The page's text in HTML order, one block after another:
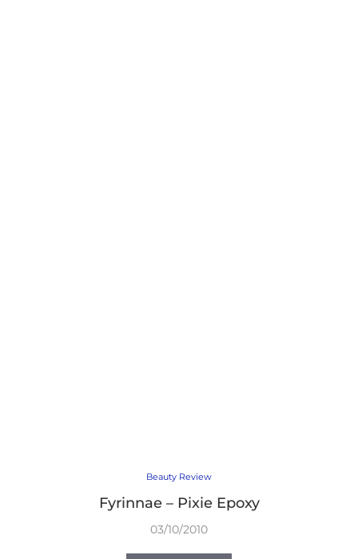
Beauty Review
Fyrinnae – Pixie Epoxy
03/10/2010